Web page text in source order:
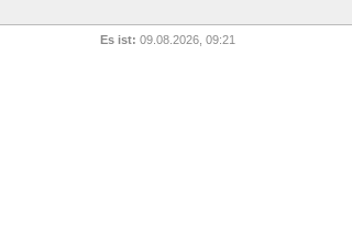
Es ist: 09.08.2026, 09:21